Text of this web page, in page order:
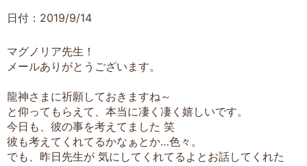
日付：2019/9/14
マグノリア先生！
メールありがとうございます。
龍神さまに祈願しておきますね～
と仰ってもらえて、本当に凄く凄く嬉しいです。
今日も、彼の事を考えてました 笑
彼も考えてくれてるかなぁとか…色々。
でも、昨日先生が 気にしてくれてるよとお話してくれた